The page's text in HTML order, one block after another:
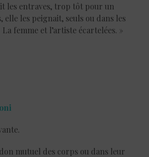
les entraves, trop tôt pour un
elle les peignait, seuls ou dans les
femme et l’artiste écartelées. »
mutuel des corps ou dans leur